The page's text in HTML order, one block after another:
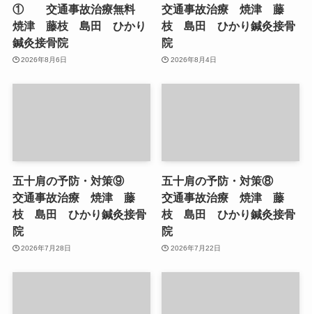
① 交通事故治療無料
焼津 藤枝 島田 ひかり
鍼灸接骨院
2026年8月6日
交通事故治療 焼津 藤
枝 島田 ひかり鍼灸接骨
院
2026年8月4日
五十肩の予防・対策⑨
交通事故治療 焼津 藤
枝 島田 ひかり鍼灸接骨
院
2026年7月28日
五十肩の予防・対策⑧
交通事故治療 焼津 藤
枝 島田 ひかり鍼灸接骨
院
2026年7月22日